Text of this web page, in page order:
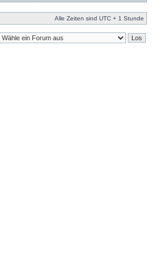
Alle Zeiten sind UTC + 1 Stunde